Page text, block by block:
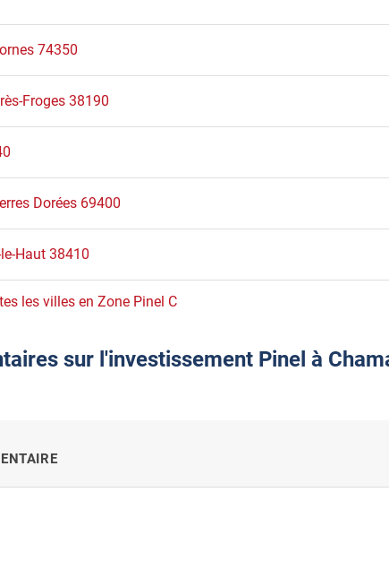
74350
Froges 38190
Dorées 69400
Haut 38410
les villes en Zone Pinel C
sur l'investissement Pinel à